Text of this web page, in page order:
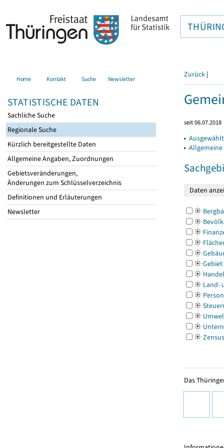
Home Kontakt Suche Newsletter
STATISTISCHE DATEN
Sachliche Suche
Regionale Suche
Kürzlich bereitgestellte Daten
Allgemeine Angaben, Zuordnungen
Gebietsveränderungen,
Änderungen zum Schlüsselverzeichnis
Definitionen und Erläuterungen
Newsletter
Zurück |
seit 06.07.2018
▸
▸
Gebiet
Land-
Zensus
Das